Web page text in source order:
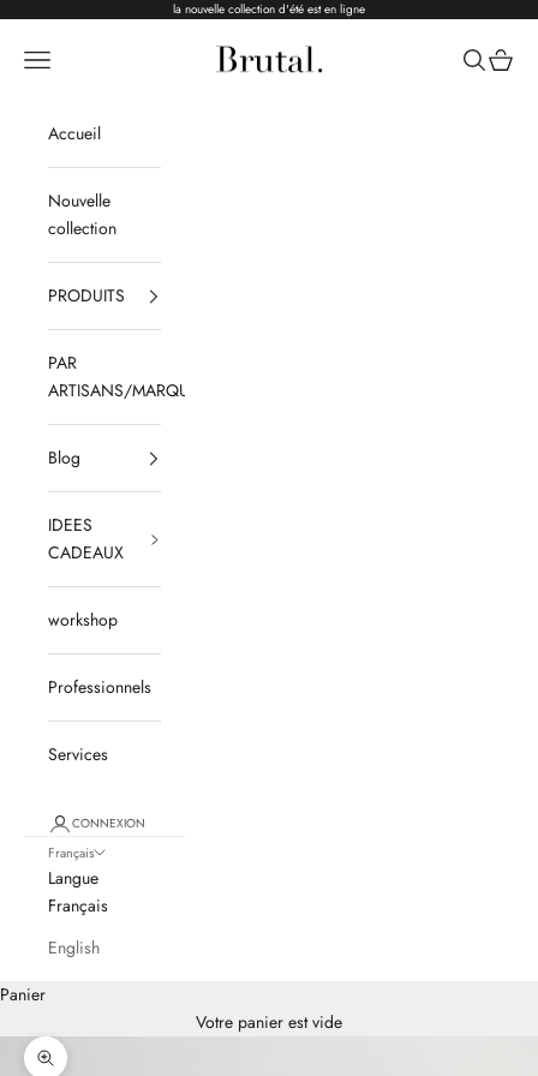
la nouvelle collection d'été est en ligne
Brutal Ceramics
Menu Recherche
Panier
Accueil
Nouvelle
collection
PRODUITS
PAR
ARTISANS/MARQUES
Blog
IDEES
CADEAUX
workshop
Professionnels
Services
CONNEXION
Français
Langue
Français
English
Panier
Votre panier est vide
Zoomer sur l'image